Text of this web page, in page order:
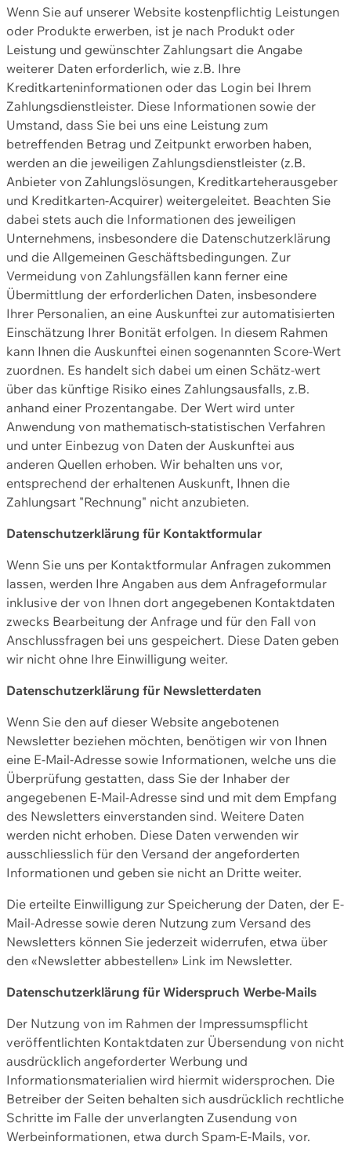
Wenn Sie auf unserer Website kostenpflichtig Leistungen
oder Produkte erwerben, ist je nach Produkt oder
Leistung und gewünschter Zahlungsart die Angabe
weiterer Daten erforderlich, wie z.B. Ihre
Kreditkarteninformationen oder das Login bei Ihrem
Zahlungsdienstleister. Diese Informationen sowie der
Umstand, dass Sie bei uns eine Leistung zum
betreffenden Betrag und Zeitpunkt erworben haben,
werden an die jeweiligen Zahlungsdienstleister (z.B.
Anbieter von Zahlungslösungen, Kreditkarteherausgeber
und Kreditkarten-Acquirer) weitergeleitet. Beachten Sie
dabei stets auch die Informationen des jeweiligen
Unternehmens, insbesondere die Datenschutzerklärung
und die Allgemeinen Geschäftsbedingungen. Zur
Vermeidung von Zahlungsfällen kann ferner eine
Übermittlung der erforderlichen Daten, insbesondere
Ihrer Personalien, an eine Auskunftei zur automatisierten
Einschätzung Ihrer Bonität erfolgen. In diesem Rahmen
kann Ihnen die Auskunftei einen sogenannten Score-Wert
zuordnen. Es handelt sich dabei um einen Schätz-wert
über das künftige Risiko eines Zahlungsausfalls, z.B.
anhand einer Prozentangabe. Der Wert wird unter
Anwendung von mathematisch-statistischen Verfahren
und unter Einbezug von Daten der Auskunftei aus
anderen Quellen erhoben. Wir behalten uns vor,
entsprechend der erhaltenen Auskunft, Ihnen die
Zahlungsart "Rechnung" nicht anzubieten.
Datenschutzerklärung für Kontaktformular
Wenn Sie uns per Kontaktformular Anfragen zukommen
lassen, werden Ihre Angaben aus dem Anfrageformular
inklusive der von Ihnen dort angegebenen Kontaktdaten
zwecks Bearbeitung der Anfrage und für den Fall von
Anschlussfragen bei uns gespeichert. Diese Daten geben
wir nicht ohne Ihre Einwilligung weiter.
Datenschutzerklärung für Newsletterdaten
Wenn Sie den auf dieser Website angebotenen
Newsletter beziehen möchten, benötigen wir von Ihnen
eine E-Mail-Adresse sowie Informationen, welche uns die
Überprüfung gestatten, dass Sie der Inhaber der
angegebenen E-Mail-Adresse sind und mit dem Empfang
des Newsletters einverstanden sind. Weitere Daten
werden nicht erhoben. Diese Daten verwenden wir
ausschliesslich für den Versand der angeforderten
Informationen und geben sie nicht an Dritte weiter.
Die erteilte Einwilligung zur Speicherung der Daten, der E-
Mail-Adresse sowie deren Nutzung zum Versand des
Newsletters können Sie jederzeit widerrufen, etwa über
den «Newsletter abbestellen» Link im Newsletter.
Datenschutzerklärung für Widerspruch Werbe-Mails
Der Nutzung von im Rahmen der Impressumspflicht
veröffentlichten Kontaktdaten zur Übersendung von nicht
ausdrücklich angeforderter Werbung und
Informationsmaterialien wird hiermit widersprochen. Die
Betreiber der Seiten behalten sich ausdrücklich rechtliche
Schritte im Falle der unverlangten Zusendung von
Werbeinformationen, etwa durch Spam-E-Mails, vor.